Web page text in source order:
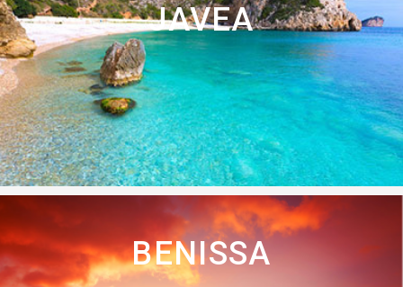
JAVEA
BENISSA